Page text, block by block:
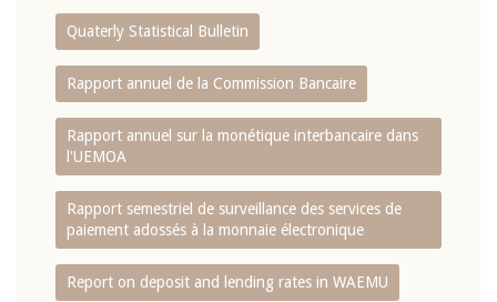
Quaterly Statistical Bulletin
Rapport annuel de la Commission Bancaire
Rapport annuel sur la monétique interbancaire dans
l'UEMOA
Rapport semestriel de surveillance des services de
paiement adossés à la monnaie électronique
Report on deposit and lending rates in WAEMU